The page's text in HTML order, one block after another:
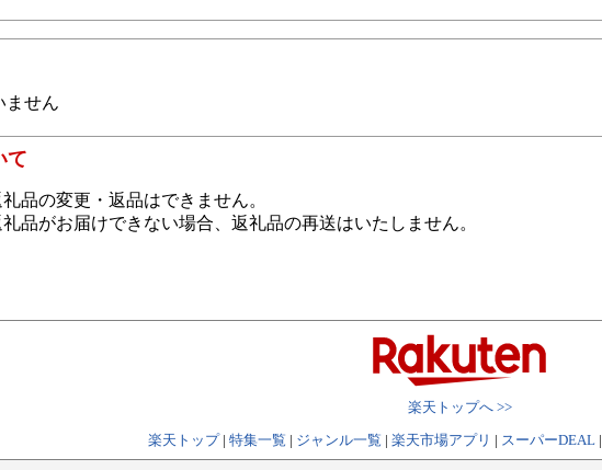
ません
て
品の変更・返品はできません。
品がお届けできない場合、返礼品の再送はいたしません。
楽天トップへ >>
楽天トップ| 特集一覧 | ジャンル一覧 | 楽天市場アプリ | スーパーDEAL|